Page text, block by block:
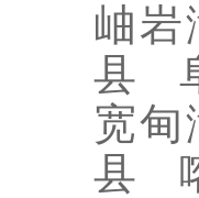
岫
县
宽
县